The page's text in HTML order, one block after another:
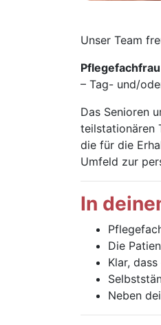
Unser Team
– Tag- und/
Das Senioren
teilstationären
die für die
Umfeld zur
In
Die
Klar,
Neben